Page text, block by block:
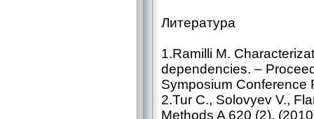
Литература
1.Ramilli M.
dependencies. –
Symposium Conference
2.Tur C., Solovyev V.,
Methods A 620 (2),